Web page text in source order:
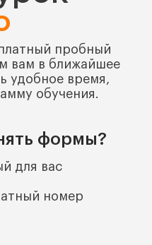
пробный
вам в ближайшее
удобное время,
обучения.
формы?
для вас
номер